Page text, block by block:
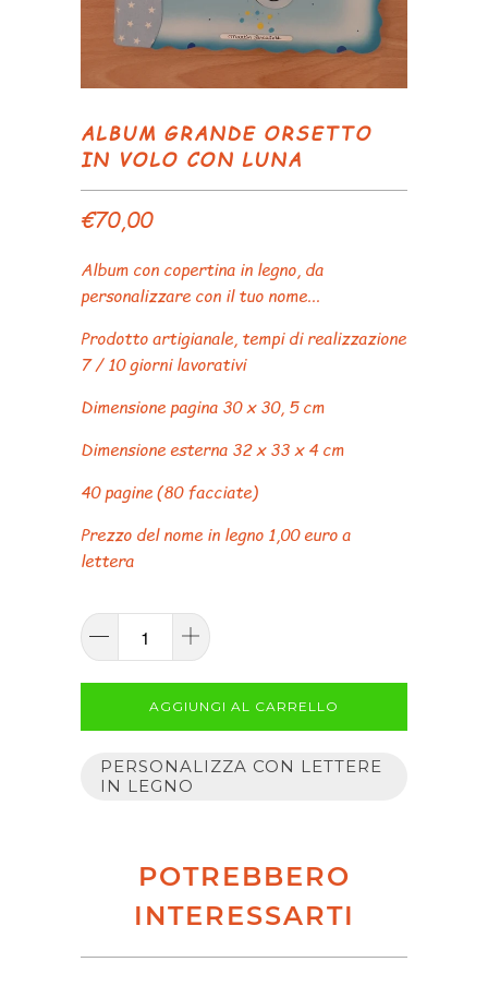
ALBUM GRANDE ORSETTO
IN VOLO CON LUNA
€70,00
Album con copertina in legno, da
personalizzare con il tuo nome...
Prodotto artigianale, tempi di realizzazione
7 / 10 giorni lavorativi
Dimensione pagina 30 x 30, 5 cm
Dimensione esterna 32 x 33 x 4 cm
40 pagine (80 facciate)
Prezzo del nome in legno 1,00 euro a
lettera
AGGIUNGI AL CARRELLO
PERSONALIZZA CON LETTERE
IN LEGNO
POTREBBERO
INTERESSARTI